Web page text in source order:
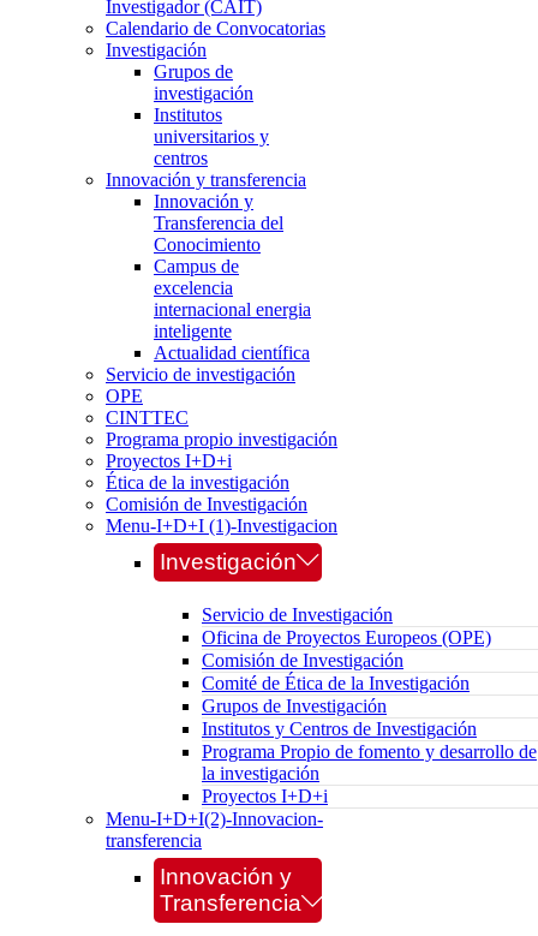
Investigador (CAIT)
Calendario de Convocatorias
Investigación
Grupos de
investigación
Institutos
universitarios y
centros
Innovación y transferencia
Innovación y
Transferencia del
Conocimiento
Campus de
excelencia
internacional energia
inteligente
Actualidad científica
Servicio de investigación
OPE
CINTTEC
Programa propio investigación
Proyectos I+D+i
Ética de la investigación
Comisión de Investigación
Menu-I+D+I (1)-Investigacion
Investigación
Servicio de Investigación
Oficina de Proyectos Europeos (OPE)
Comisión de Investigación
Comité de Ética de la Investigación
Grupos de Investigación
Institutos y Centros de Investigación
Programa Propio de fomento y desarrollo de
la investigación
Proyectos I+D+i
Menu-I+D+I(2)-Innovacion-
transferencia
Innovación y
Transferencia